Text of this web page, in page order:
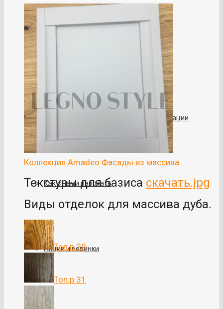
Гарантия. Правила по уходу и эксплуатации
Как с нами работать
Акции и новинки
Коллекция Amadeo Фасады из массива
Текстуры для базиса скачать.jpg
Виды отделок для массива дуба.
Ton.p 29
Ton.p 31